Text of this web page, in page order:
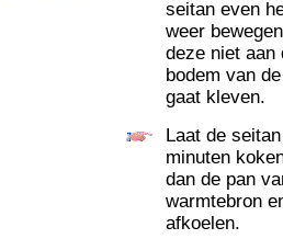
seitan even
weer
deze niet aan
bodem van
gaat kleven.
Laat de
minuten
dan de pan
warmtebron
afkoelen.